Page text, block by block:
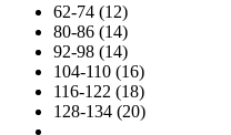
62-74 (12)
80-86 (14)
92-98 (14)
104-110 (16)
116-122 (18)
128-134 (20)